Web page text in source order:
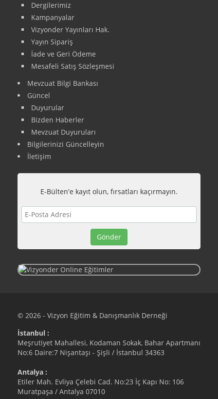
Dergilerimiz
Kampanyalar
Vizyonder Yayınları Hak.
Yayın Sipariş
İade ve Geri Ödeme
Mesafeli Satış Sözleşmesi
Mevzuat Bilgi Bankası
Güncel
Duyurular
Bizden Haberler
Mevzuat Duyuruları
Bilgilerinizi Güncelleyin
İletişim
E-Bülten'e kayıt olun, fırsatları kaçırmayın.
© 2026 - Vizyon Eğitim & Danışmanlık Derneği
İstanbul :
Meşrutiyet Mahallesi, Kodaman Sokak, Bahar Apartmanı
No:6 Daire:7 Nişantaşı - Şişli / İstanbul 34363
Antalya :
Etiler Mah. Evliya Çelebi Cad. No:23 İç Kapı No: 106
Muratpaşa / Antalya 07010